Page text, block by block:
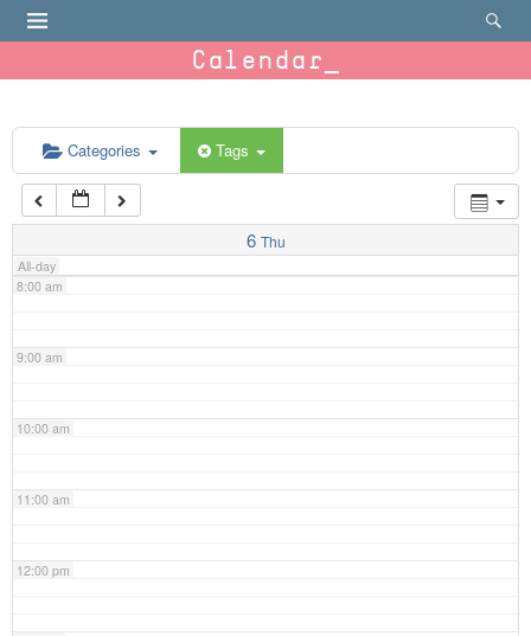
Calendar
Categories Tags
6 Thu
All-day
6:00 am
7:00 am
8:00 am
9:00 am
10:00 am
11:00 am
12:00 pm